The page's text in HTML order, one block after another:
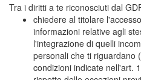
Tra i diritti a te riconosciuti dal
chiedere al titolare
informazioni relative agli
l'integrazione di quelli
personali che ti riguardano
condizioni indicate nell'art.